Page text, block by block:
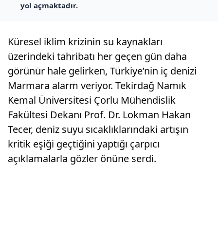
yol açmaktadır.
Küresel iklim krizinin su kaynakları
üzerindeki tahribatı her geçen gün daha
görünür hale gelirken, Türkiye’nin iç denizi
Marmara alarm veriyor. Tekirdağ Namık
Kemal Üniversitesi Çorlu Mühendislik
Fakültesi Dekanı Prof. Dr. Lokman Hakan
Tecer, deniz suyu sıcaklıklarındaki artışın
kritik eşiği geçtiğini yaptığı çarpıcı
açıklamalarla gözler önüne serdi.